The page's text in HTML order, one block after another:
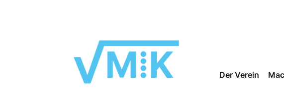
Der Verein